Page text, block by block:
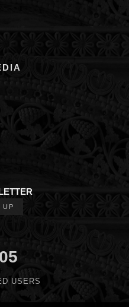
UP
USERS